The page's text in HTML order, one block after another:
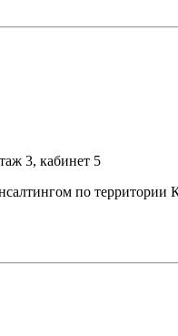
3, кабинет 5
по территории